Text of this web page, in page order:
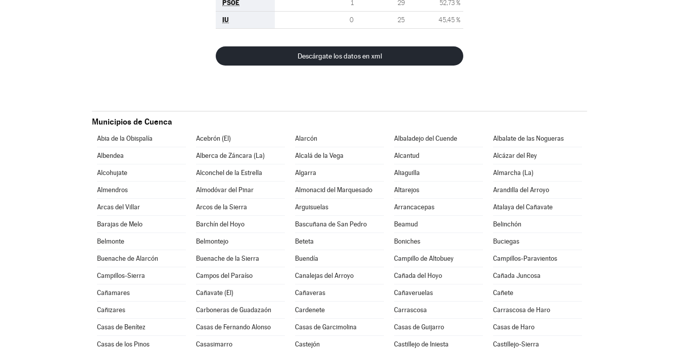
PSOE 1 29 52,73 %
IU 0 25 45,45 %
Descárgate los datos en xml
Municipios de Cuenca
Abia de la Obispalía Acebrón (El) Alarcón Albaladejo del Cuende Albalate de las Nogueras
Albendea Alberca de Záncara (La) Alcalá de la Vega Alcantud Alcázar del Rey
Alcohujate Alconchel de la Estrella Algarra Aliaguilla Almarcha (La)
Almendros Almodóvar del Pinar Almonacid del Marquesado Altarejos Arandilla del Arroyo
Arcas del Villar Arcos de la Sierra Arguisuelas Arrancacepas Atalaya del Cañavate
Barajas de Melo Barchín del Hoyo Bascuñana de San Pedro Beamud Belinchón
Belmonte Belmontejo Beteta Boniches Buciegas
Buenache de Alarcón Buenache de la Sierra Buendía Campillo de Altobuey Campillos-Paravientos
Campillos-Sierra Campos del Paraíso Canalejas del Arroyo Cañada del Hoyo Cañada Juncosa
Cañamares Cañavate (El) Cañaveras Cañaveruelas Cañete
Cañizares Carboneras de Guadazaón Cardenete Carrascosa Carrascosa de Haro
Casas de Benítez Casas de Fernando Alonso Casas de Garcimolina Casas de Guijarro Casas de Haro
Casas de los Pinos Casasimarro Castejón Castillejo de Iniesta Castillejo-Sierra